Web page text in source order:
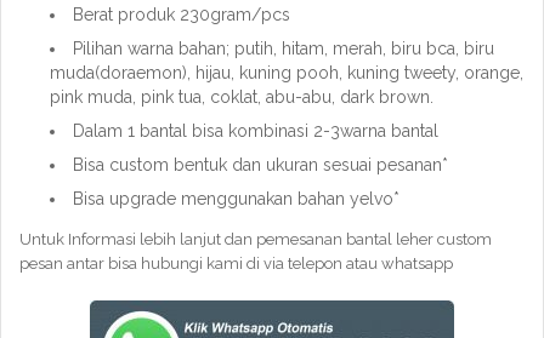
Berat produk 230gram/pcs
Pilihan warna bahan; putih, hitam, merah, biru bca, biru
muda(doraemon), hijau, kuning pooh, kuning tweety, orange,
pink muda, pink tua, coklat, abu-abu, dark brown.
Dalam 1 bantal bisa kombinasi 2-3warna bantal
Bisa custom bentuk dan ukuran sesuai pesanan*
Bisa upgrade menggunakan bahan yelvo*
Untuk Informasi lebih lanjut dan pemesanan bantal leher custom
pesan antar bisa hubungi kami di via telepon atau whatsapp